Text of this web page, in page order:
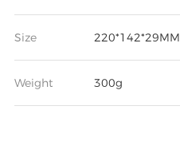
Size 220*142*29MM
Weight 300g